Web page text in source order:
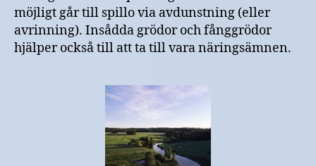
möjligt går till spillo via avdunstning (eller
avrinning). Insådda grödor och fånggrödor
hjälper också till att ta till vara näringsämnen.